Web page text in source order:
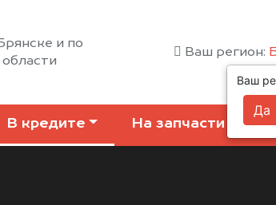
и по
Ваш регион:
В кредите На запчасти
Ваш
Да